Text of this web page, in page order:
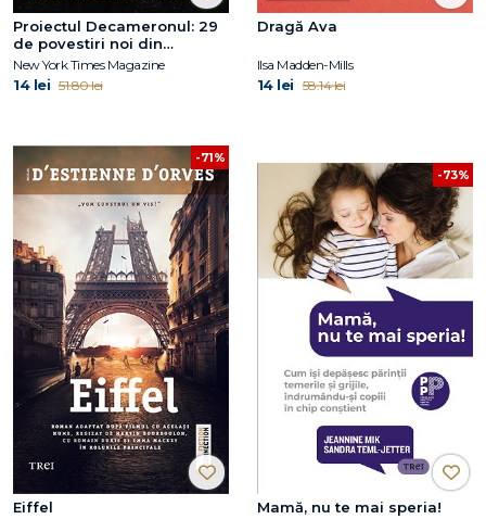
Proiectul Decameronul: 29
de povestiri noi din
pandemie: The New York
Times Magazine
New York Times Magazine
14 lei 51.80 lei
Dragă Ava
Ilsa Madden-Mills
14 lei 58.14 lei
-71%
Eiffel
-73%
Mamă, nu te mai speria!